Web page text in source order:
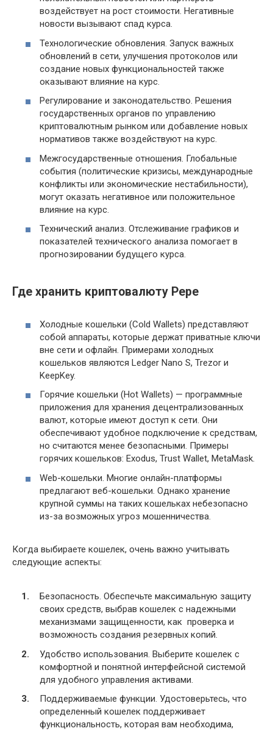
воздействует на рост стоимости. Негативные
новости вызывают спад курса.
Технологические обновления. Запуск важных
обновлений в сети, улучшения протоколов или
создание новых функциональностей также
оказывают влияние на курс.
Регулирование и законодательство. Решения
государственных органов по управлению
криптовалютным рынком или добавление новых
нормативов также воздействуют на курс.
Межгосударственные отношения. Глобальные
события (политические кризисы, международные
конфликты или экономические нестабильности),
могут оказать негативное или положительное
влияние на курс.
Технический анализ. Отслеживание графиков и
показателей технического анализа помогает в
прогнозировании будущего курса.
Где хранить криптовалюту Pepe
Холодные кошельки (Cold Wallets) представляют
собой аппараты, которые держат приватные ключи
вне сети и офлайн. Примерами холодных
кошельков являются Ledger Nano S, Trezor и
KeepKey.
Горячие кошельки (Hot Wallets) — программные
приложения для хранения децентрализованных
валют, которые имеют доступ к сети. Они
обеспечивают удобное подключение к средствам,
но считаются менее безопасными. Примеры
горячих кошельков: Exodus, Trust Wallet, MetaMask.
Web-кошельки. Многие онлайн-платформы
предлагают веб-кошельки. Однако хранение
крупной суммы на таких кошельках небезопасно
из-за возможных угроз мошенничества.
Когда выбираете кошелек, очень важно учитывать
следующие аспекты:
Безопасность. Обеспечьте максимальную защиту
своих средств, выбрав кошелек с надежными
механизмами защищенности, как проверка и
возможность создания резервных копий.
Удобство использования. Выберите кошелек с
комфортной и понятной интерфейсной системой
для удобного управления активами.
Поддерживаемые функции. Удостоверьтесь, что
определенный кошелек поддерживает
функциональность, которая вам необходима,